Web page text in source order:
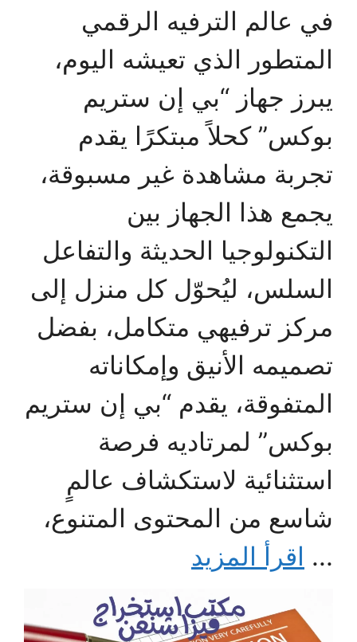
في عالم الترفيه الرقمي
المتطور الذي تعيشه اليوم،
يبرز جهاز “بي إن ستريم
بوكس” كحلاً مبتكرًا يقدم
تجربة مشاهدة غير مسبوقة،
يجمع هذا الجهاز بين
التكنولوجيا الحديثة والتفاعل
السلس، ليُحوّل كل منزل إلى
مركز ترفيهي متكامل، بفضل
تصميمه الأنيق وإمكاناته
المتفوقة، يقدم “بي إن ستريم
بوكس” لمرتاديه فرصة
استثنائية لاستكشاف عالمٍ
شاسع من المحتوى المتنوع،
... اقرأ المزيد